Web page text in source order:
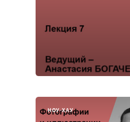
НОУ-ХАУ